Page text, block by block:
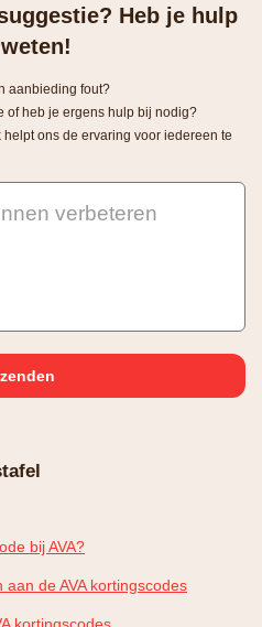
Heb je hulp
aanbieding fout?
of heb je ergens hulp bij nodig?
ons de ervaring voor iedereen te
verbeteren
bij AVA?
de AVA kortingscodes